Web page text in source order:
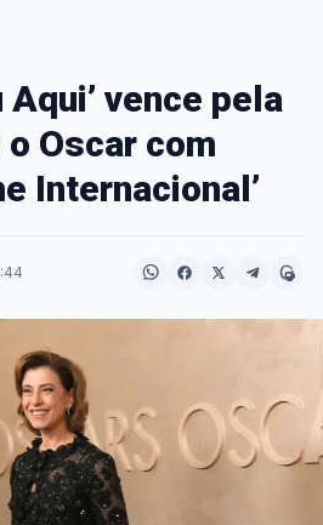
Aqui’ vence pela
Oscar com
Internacional’